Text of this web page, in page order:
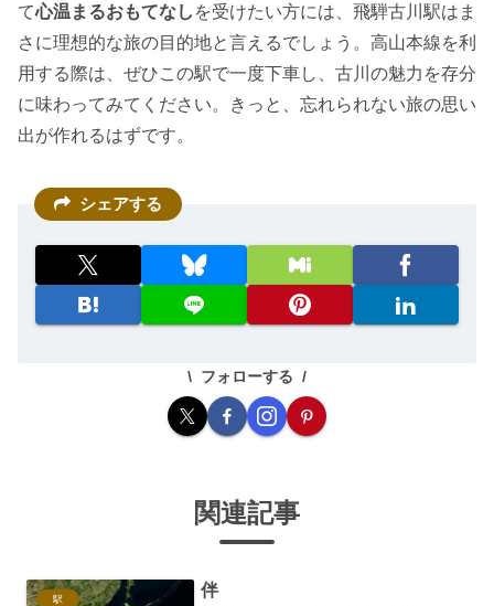
て心温まるおもてなし を受けたい方には、飛騨古川駅はま
さに理想的な旅の目的地と言えるでしょう。高山本線を利
用する際は、ぜひこの駅で一度下車し、古川の魅力を存分
に味わってみてください。きっと、忘れられない旅の思い
出が作れるはずです。
シェアする
フォローする
関連記事
駅 伴